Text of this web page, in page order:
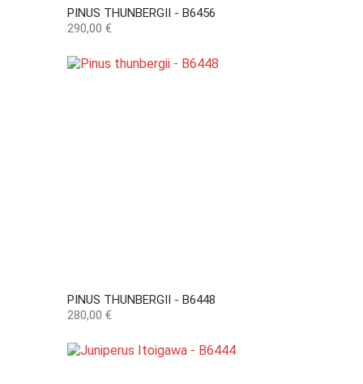
PINUS THUNBERGII - B6456
Preço
290,00 €
PINUS THUNBERGII - B6448
Preço
280,00 €